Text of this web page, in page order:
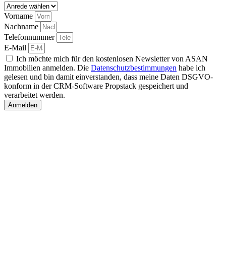
Vorname
Nachname
Telefonnummer
E-Mail
Ich möchte mich für den kostenlosen Newsletter von ASAN
Immobilien anmelden. Die Datenschutzbestimmungen habe ich
gelesen und bin damit einverstanden, dass meine Daten DSGVO-
konform in der CRM-Software Propstack gespeichert und
verarbeitet werden.
Anmelden